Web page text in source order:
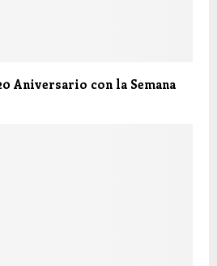
Aniversario con la Semana